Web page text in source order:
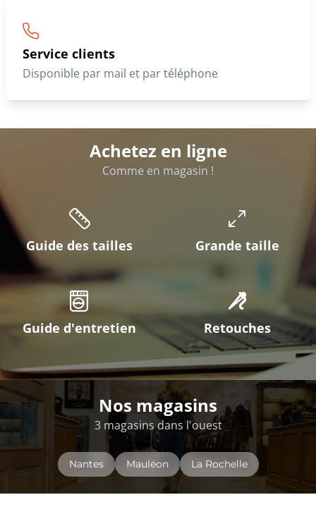
Service clients
Disponible par mail et par téléphone
Achetez en ligne
Comme en magasin !
Guide des tailles Grande taille
Guide d'entretien Retouches
Nos magasins
3 magasins dans l'ouest
Nantes Mauléon La Rochelle